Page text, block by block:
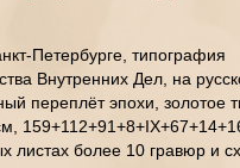
Петербурге, типография
Внутренних Дел, на
переплёт эпохи, золотое
листах более 10 гравюр и